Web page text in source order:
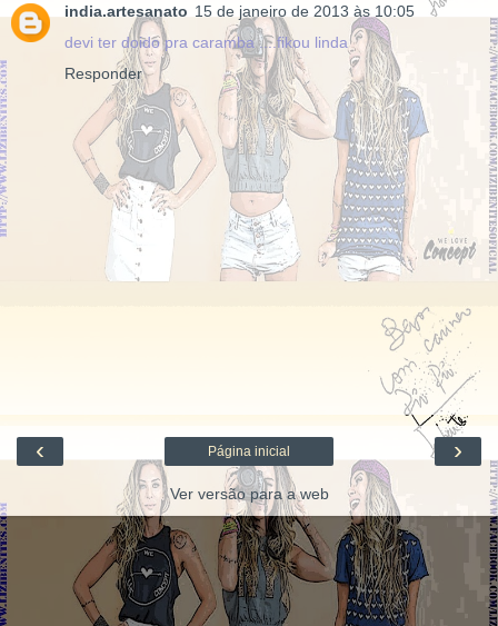
india.artesanato 15 de janeiro de 2013 às 10:05
devi ter doido pra caramba ....fikou linda
Responder
‹ ›
Página inicial
Ver versão para a web